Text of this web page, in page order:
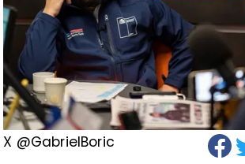
X @GabrielBoric